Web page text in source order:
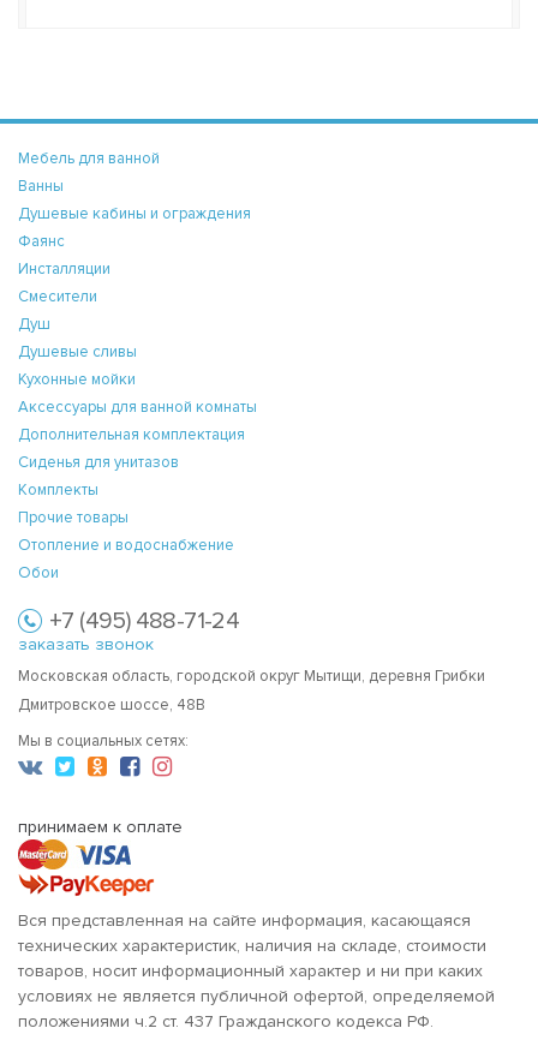
Мебель для ванной
Ванны
Душевые кабины и ограждения
Фаянс
Инсталляции
Смесители
Душ
Душевые сливы
Кухонные мойки
Аксессуары для ванной комнаты
Дополнительная комплектация
Сиденья для унитазов
Комплекты
Прочие товары
Отопление и водоснабжение
Обои
+7 (495) 488-71-24
заказать звонок
Московская область, городской округ Мытищи, деревня Грибки
Дмитровское шоссе, 48В
Мы в социальных сетях:
принимаем к оплате
Вся представленная на сайте информация, касающаяся
технических характеристик, наличия на складе, стоимости
товаров, носит информационный характер и ни при каких
условиях не является публичной офертой, определяемой
положениями ч.2 ст. 437 Гражданского кодекса РФ.